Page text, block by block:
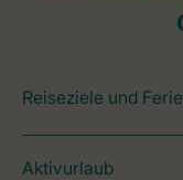
Reiseziele und
Aktivurlaub